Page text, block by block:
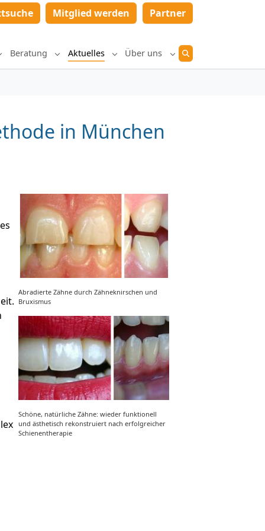
Mitglied werden Partner
for "Diagnostik und Therapie"
Beratung Submenu for "Beratung"
Aktuelles Submenu for "Aktuelles"
Über uns Submenu for "Über
in München
Abradierte Zähne durch Zähneknirschen und
Bruxismus
Schöne, natürliche Zähne: wieder funktionell
und ästhetisch rekonstruiert nach erfolgreicher
Schienentherapie